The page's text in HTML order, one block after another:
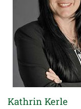
Kathrin Kerle